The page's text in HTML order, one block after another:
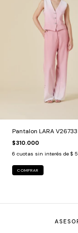
Pantalon LARA V26733
$310.000
6 cuotas sin interés de $
COMPRAR